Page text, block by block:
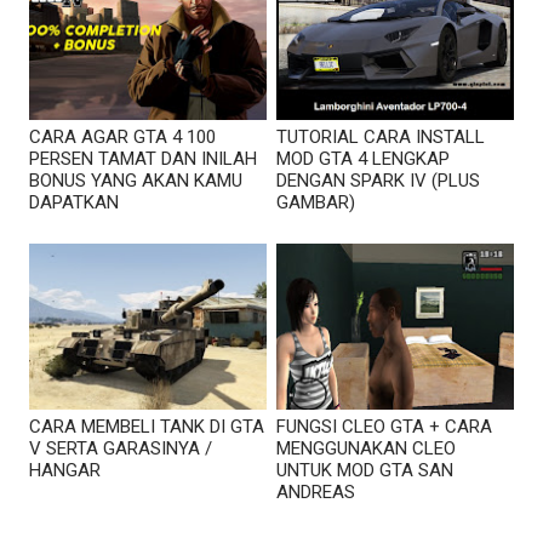
CARA AGAR GTA 4 100
PERSEN TAMAT DAN INILAH
BONUS YANG AKAN KAMU
DAPATKAN
TUTORIAL CARA INSTALL
MOD GTA 4 LENGKAP
DENGAN SPARK IV (PLUS
GAMBAR)
CARA MEMBELI TANK DI GTA
V SERTA GARASINYA /
HANGAR
FUNGSI CLEO GTA + CARA
MENGGUNAKAN CLEO
UNTUK MOD GTA SAN
ANDREAS